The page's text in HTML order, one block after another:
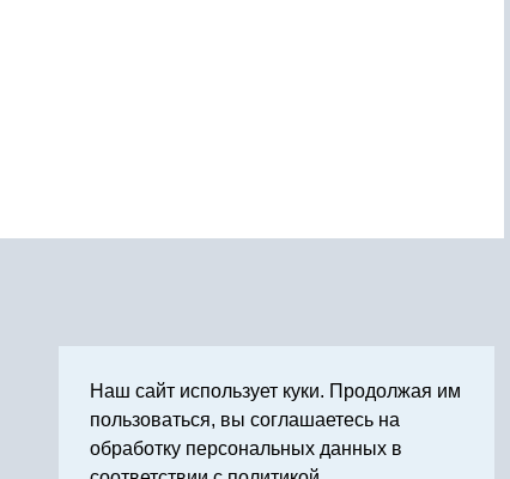
Наш сайт использует куки. Продолжая им
пользоваться, вы соглашаетесь на
обработку персональных данных в